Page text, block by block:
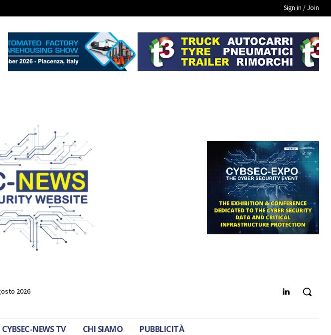
Sign in / Join
2026
CYBSEC-NEWS TV CHI SIAMO PUBBLICITÀ